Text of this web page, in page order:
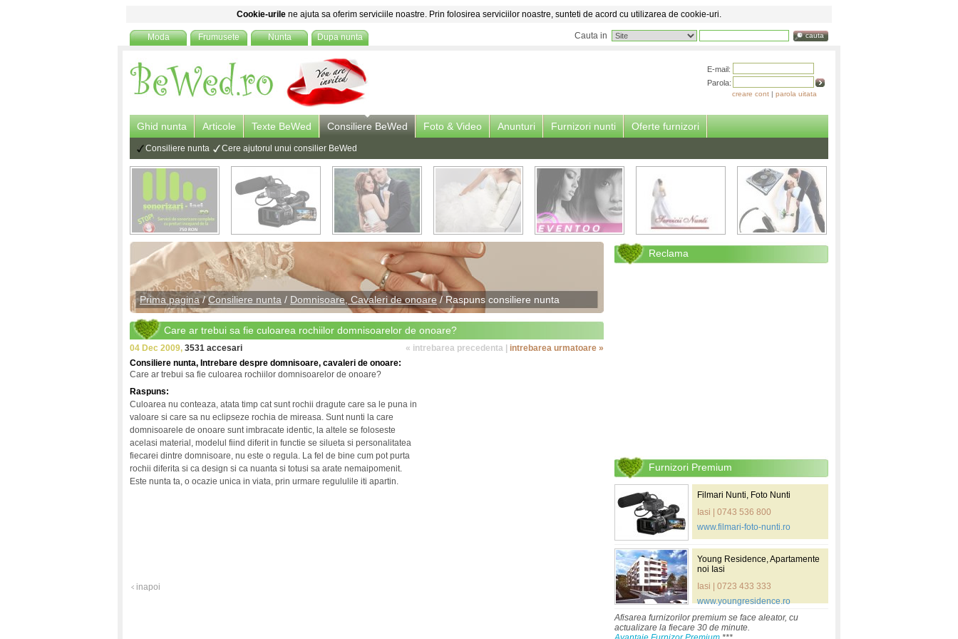
Cookie-urile ne ajuta sa oferim serviciile noastre. Prin folosirea serviciilor noastre, sunteti de acord cu utilizarea de cookie-uri.
Moda Frumusete Nunta Dupa nunta Cauta in cauta
E-mail:
Parola:
creare cont | parola uitata
Ghid nunta Articole Texte BeWed Consiliere BeWed Foto & Video Anunturi Furnizori nunti Oferte furnizori
Consiliere nunta Cere ajutorul unui consilier BeWed
Prima pagina/Consiliere nunta / Domnisoare, Cavaleri de onoare / Raspuns consiliere nunta
Care ar trebui sa fie culoarea rochiilor domnisoarelor de onoare?
04 Dec 2009, 3531 accesari « intrebarea precedenta | intrebarea urmatoare »
Consiliere nunta, Intrebare despre domnisoare, cavaleri de onoare:
Care ar trebui sa fie culoarea rochiilor domnisoarelor de onoare?
Raspuns:
Culoarea nu conteaza, atata timp cat sunt rochii dragute care sa le puna in
valoare si care sa nu eclipseze rochia de mireasa. Sunt nunti la care
domnisoarele de onoare sunt imbracate identic, la altele se foloseste
acelasi material, modelul fiind diferit in functie se silueta si personalitatea
fiecarei dintre domnisoare, nu este o regula. La fel de bine cum pot purta
rochii diferita si ca design si ca nuanta si totusi sa arate nemaipomenit.
Este nunta ta, o ocazie unica in viata, prin urmare regululile iti apartin.
inapoi
Reclama
Furnizori Premium
Filmari Nunti, Foto Nunti
Iasi | 0743 536 800
www.filmari-foto-nunti.ro
Young Residence, Apartamente
noi Iasi
Iasi | 0723 433 333
www.youngresidence.ro
Afisarea furnizorilor premium se face aleator, cu
actualizare la fiecare 30 de minute.